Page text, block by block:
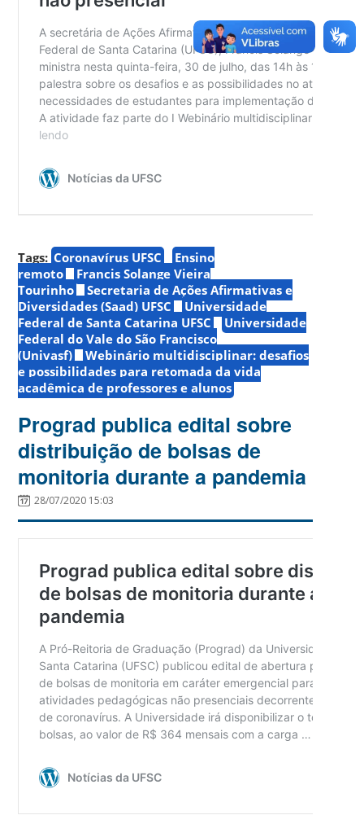
Tags: Coronavírus UFSC
Ensino
remoto
Francis Solange Vieira
Tourinho
Secretaria de Ações Afirmativas e
Diversidades (Saad) UFSC
Universidade
Federal de Santa Catarina UFSC
Universidade
Federal do Vale do São Francisco
(Univasf)
Webinário multidisciplinar: desafios
e possibilidades para retomada da vida
acadêmica de professores e alunos
Prograd publica edital sobre
distribuição de bolsas de
monitoria durante a pandemia
28/07/2020 15:03